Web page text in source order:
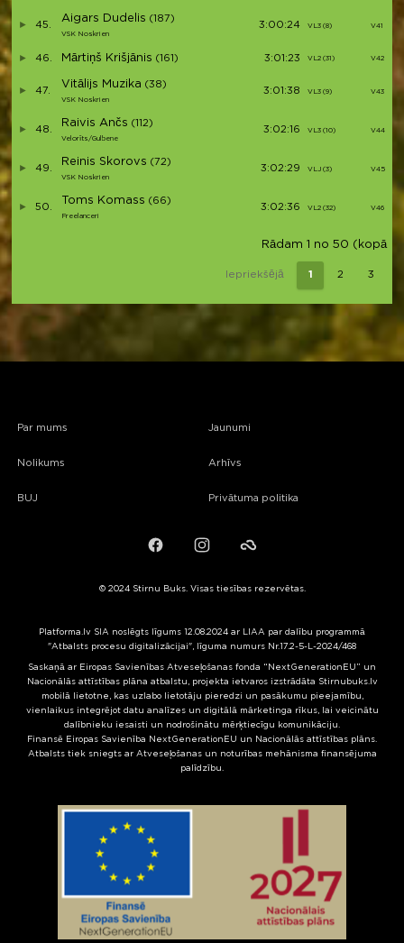
45.
Aigars Dudelis (187)
VSK Noskrien
3:00:24 VL3 (8) V41
46. Mārtiņš Krišjānis (161) 3:01:23 VL2 (31) V42
47.
Vitālijs Muzika (38)
VSK Noskrien
3:01:38 VL3 (9) V43
48.
Raivis Ančs (112)
Velorīts/Gulbene
3:02:16 VL3 (10) V44
49.
Reinis Skorovs (72)
VSK Noskrien
3:02:29 VLJ (3) V45
50.
Toms Komass (66)
Freelanceri
3:02:36 VL2 (32) V46
Rādam 1 no 50 (kopā
Iepriekšējā 1 2 3
Par mums
Nolikums
BUJ
Jaunumi
Arhīvs
Privātuma politika
FacebookInstagramFailiem.lv
© 2024 Stirnu Buks. Visas tiesības rezervētas.
Platforma.lv SIA noslēgts līgums 12.08.2024 ar LIAA par dalību programmā
"Atbalsts procesu digitalizācijai", līguma numurs Nr.17.2-5-L-2024/468
Saskaņā ar Eiropas Savienības Atveseļošanas fonda “NextGenerationEU” un
Nacionālās attīstības plāna atbalstu, projekta ietvaros izstrādāta Stirnubuks.lv
mobilā lietotne, kas uzlabo lietotāju pieredzi un pasākumu pieejamību,
vienlaikus integrējot datu analīzes un digitālā mārketinga rīkus, lai veicinātu
dalībnieku iesaisti un nodrošinātu mērķtiecīgu komunikāciju.
Finansē Eiropas Savienība NextGenerationEU un Nacionālās attīstības plāns.
Atbalsts tiek sniegts ar Atveseļošanas un noturības mehānisma finansējuma
palīdzību.